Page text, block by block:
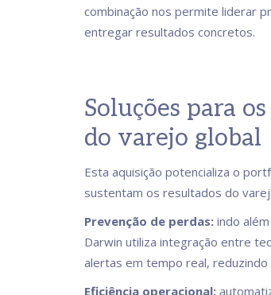
combinação nos permite liderar
entregar resultados concretos.
Soluções para
do varejo global
Esta aquisição potencializa o
sustentam os resultados do
Prevenção de perdas:indo
Darwin utiliza integração entre
alertas em tempo real,
Eficiência operacional: